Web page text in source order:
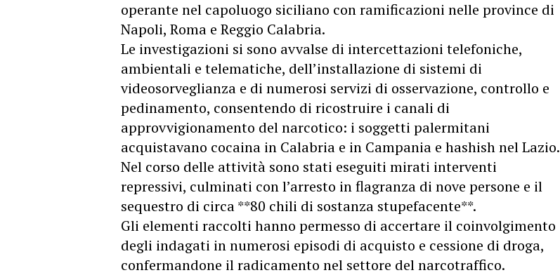
operante nel capoluogo siciliano con ramificazioni nelle province di
Napoli, Roma e Reggio Calabria.
Le investigazioni si sono avvalse di intercettazioni telefoniche,
ambientali e telematiche, dell’installazione di sistemi di
videosorveglianza e di numerosi servizi di osservazione, controllo e
pedinamento, consentendo di ricostruire i canali di
approvvigionamento del narcotico: i soggetti palermitani
acquistavano cocaina in Calabria e in Campania e hashish nel Lazio.
Nel corso delle attività sono stati eseguiti mirati interventi
repressivi, culminati con l’arresto in flagranza di nove persone e il
sequestro di circa **80 chili di sostanza stupefacente**.
Gli elementi raccolti hanno permesso di accertare il coinvolgimento
degli indagati in numerosi episodi di acquisto e cessione di droga,
confermandone il radicamento nel settore del narcotraffico.